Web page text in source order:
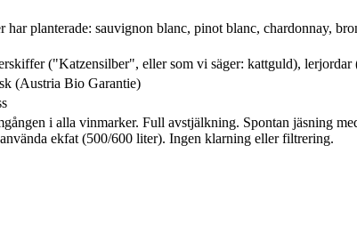
har planterade: sauvignon blanc, pinot blanc, chardonnay,
("Katzensilber", eller som vi säger: kattguld),
(Austria Bio Garantie)
i alla vinmarker. Full avstjälkning. Spontan jäsning
ekfat (500/600 liter). Ingen klarning eller filtrering.